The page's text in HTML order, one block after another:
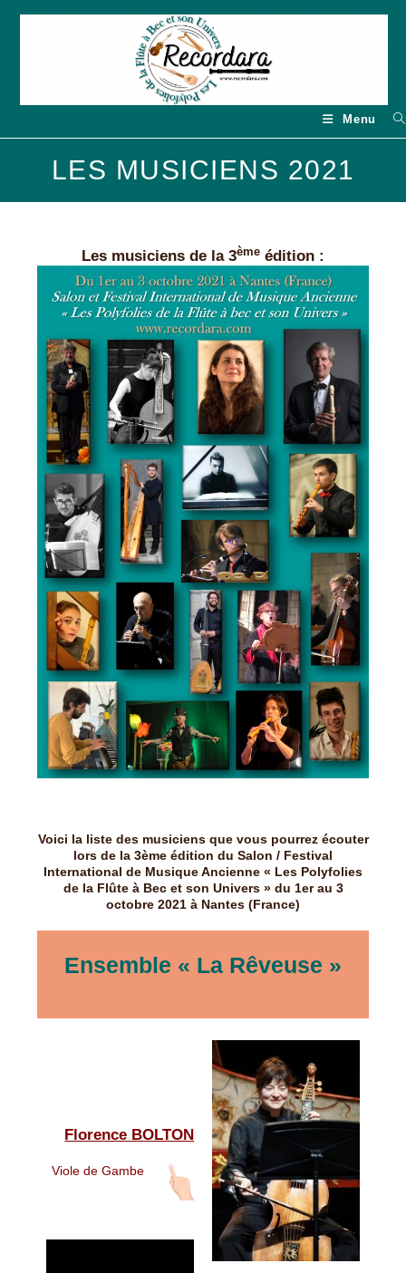
Menu
LES MUSICIENS 2021
Les musiciens de la 3ème édition :
Voici la liste des musiciens que vous pourrez écouter
lors de la 3ème édition du Salon / Festival
International de Musique Ancienne « Les Polyfolies
de la Flûte à Bec et son Univers » du 1er au 3
octobre 2021 à Nantes (France)
Ensemble « La Rêveuse »
Florence BOLTON
Viole de Gambe